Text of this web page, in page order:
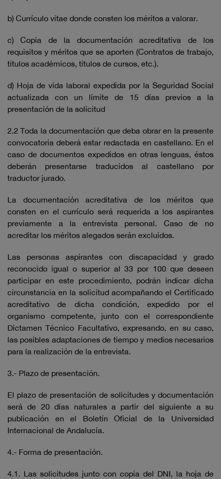
b) Currículo vitae donde consten los méritos a valorar.
c) Copia de la documentación acreditativa de los
requisitos y méritos que se aporten (Contratos de trabajo,
títulos académicos, títulos de cursos, etc.).
d) Hoja de vida laboral expedida por la Seguridad Social
actualizada con un límite de 15 días previos a la
presentación de la solicitud
2.2 Toda la documentación que deba obrar en la presente
convocatoria deberá estar redactada en castellano. En el
caso de documentos expedidos en otras lenguas, éstos
deberán presentarse traducidos al castellano por
traductor jurado.
La documentación acreditativa de los méritos que
consten en el currículo será requerida a los aspirantes
previamente a la entrevista personal. Caso de no
acreditar los méritos alegados serán excluidos.
Las personas aspirantes con discapacidad y grado
reconocido igual o superior al 33 por 100 que deseen
participar en este procedimiento, podrán indicar dicha
circunstancia en la solicitud acompañando el Certificado
acreditativo de dicha condición, expedido por el
organismo competente, junto con el correspondiente
Dictamen Técnico Facultativo, expresando, en su caso,
las posibles adaptaciones de tiempo y medios necesarios
para la realización de la entrevista.
3.- Plazo de presentación.
El plazo de presentación de solicitudes y documentación
será de 20 días naturales a partir del siguiente a su
publicación en el Boletín Oficial de la Universidad
Internacional de Andalucía.
4.- Forma de presentación.
4.1. Las solicitudes junto con copia del DNI, la hoja de